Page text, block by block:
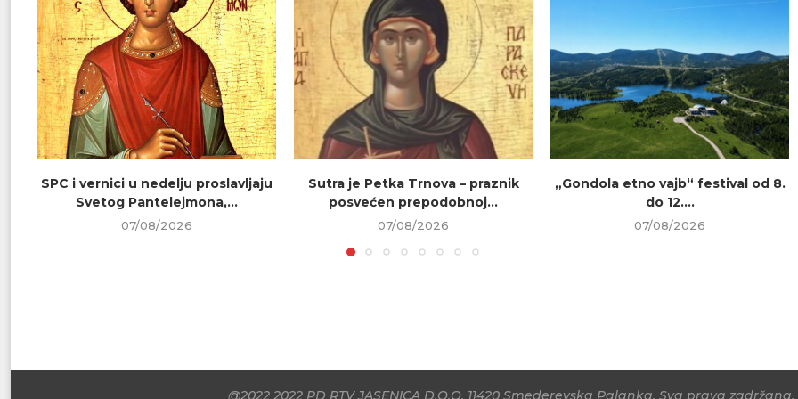
SPC i vernici u nedelju proslavljaju
Svetog Pantelejmona,...
07/08/2026
Sutra je Petka Trnova – praznik
posvećen prepodobnoj...
07/08/2026
„Gondola etno vajb“ festival od 8.
do 12....
07/08/2026
@2022 2022 PD RTV JASENICA D.O.O, 11420 Smederevska Palanka. Sva prava